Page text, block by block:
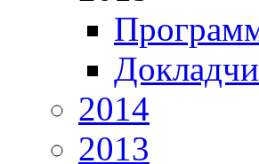
2014
2013